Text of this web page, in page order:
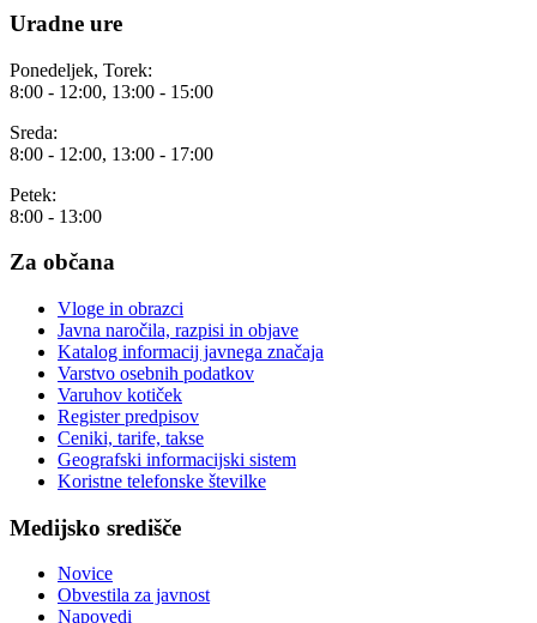
Uradne ure
Ponedeljek, Torek:
8:00 - 12:00, 13:00 - 15:00
Sreda:
8:00 - 12:00, 13:00 - 17:00
Petek:
8:00 - 13:00
Za občana
Vloge in obrazci
Javna naročila, razpisi in objave
Katalog informacij javnega značaja
Varstvo osebnih podatkov
Varuhov kotiček
Register predpisov
Ceniki, tarife, takse
Geografski informacijski sistem
Koristne telefonske številke
Medijsko središče
Novice
Obvestila za javnost
Napovedi